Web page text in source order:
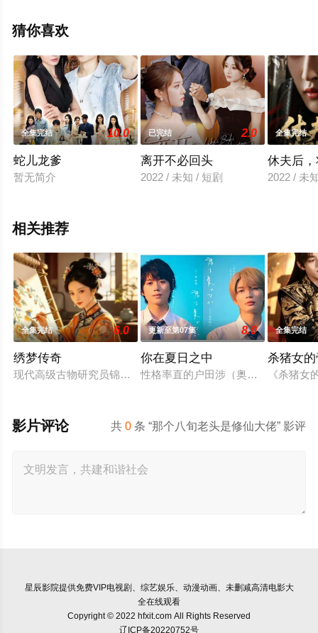
剧、电视猫或剧情网等平台了解。
猜你喜欢
全集完结 10.0
蛇儿龙爹
暂无简介
已完结 2.0
离开不必回头
2022 / 未知 / 短剧
全集完结
休夫后
2022 / 未
相关推荐
全集完结 6.0
绣梦传奇
现代高级古物研究员锦绣，正在研究所研究大梁时代一件乱针
更新至第07集 8.0
你在夏日之中
性格率直的户田涉（奥智哉 饰）与
全集完结
杀猪女
《杀猪女
共0 条 “那个八旬老头是修仙大佬” 影评
影片评论
星辰影院提供免费VIP电视剧、综艺娱乐、动漫动画、未删减高清电影大
全在线观看
Copyright © 2022 hfxit.com All Rights Reserved
辽ICP备20220752号